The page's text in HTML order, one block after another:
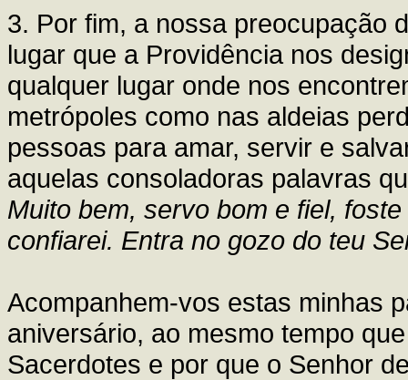
3. Por fim, a nossa preocupação
lugar que a Providência nos
qualquer lugar onde nos
metrópoles como nas aldeias
pessoas para amar, servir e
aquelas consoladoras palavras
Muito bem, servo bom e fiel,
confiarei. Entra no gozo do teu
Acompanhem-vos estas minhas
aniversário, ao mesmo tempo
Sacerdotes e por que o Senhor